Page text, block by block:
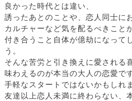
良かった時代とは違い、
誘ったあとのことや、恋人同士に
カルチャーなど気を配るべきこと
付き合うこと自体が億劫になって
う。
そんな苦労と引き換えに愛される
味わえるのが本当の大人の恋愛で
手軽なスタートではないかもしれ
友達以上恋人未満に終わらない、